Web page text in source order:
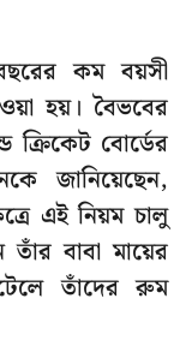
কম বয়সী
হয়। বৈভবের
ক্রিকেট বোর্ডের
জানিয়েছেন,
এই নিয়ম চালু
বাবা মায়ের
তাঁদের রুম